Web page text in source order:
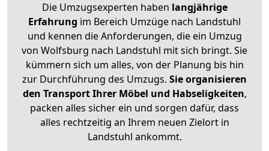
Die Umzugsexperten haben langjährige
Erfahrung im Bereich Umzüge nach Landstuhl
und kennen die Anforderungen, die ein Umzug
von Wolfsburg nach Landstuhl mit sich bringt. Sie
kümmern sich um alles, von der Planung bis hin
zur Durchführung des Umzugs. Sie organisieren
den Transport Ihrer Möbel und Habseligkeiten,
packen alles sicher ein und sorgen dafür, dass
alles rechtzeitig an Ihrem neuen Zielort in
Landstuhl ankommt.